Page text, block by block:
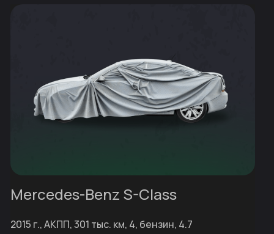
Mercedes-Benz S-Class
2015 г., АКПП, 301 тыс. км, 4, бензин, 4.7